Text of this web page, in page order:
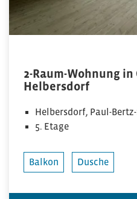
2-Raum-Wohnung
Helbersdorf
Helbersdorf, Paul-
5. Etage
Balkon Dusche